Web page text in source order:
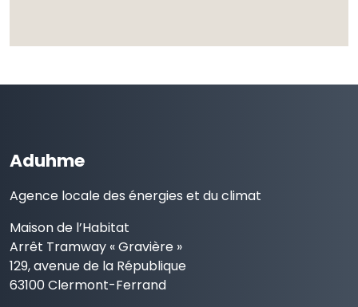
Aduhme
Agence locale des énergies et du climat
Maison de l’Habitat
Arrêt Tramway « Gravière »
129, avenue de la République
63100 Clermont-Ferrand